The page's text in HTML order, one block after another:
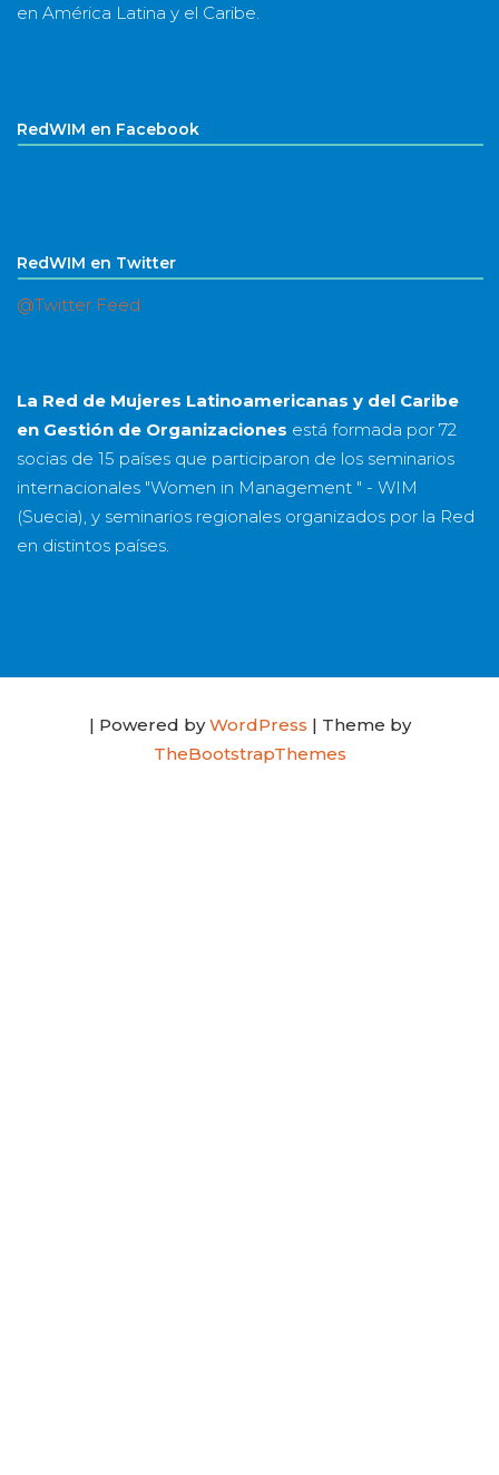
en América Latina y el Caribe.
RedWIM en Facebook
RedWIM en Twitter
@Twitter Feed
La Red de Mujeres Latinoamericanas y del Caribe
en Gestión de Organizaciones está formada por 72
socias de 15 países que participaron de los seminarios
internacionales "Women in Management " - WIM
(Suecia), y seminarios regionales organizados por la Red
en distintos países.
| Powered byWordPress | Theme by
TheBootstrapThemes